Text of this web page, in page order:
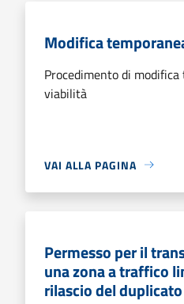
Modifica
Procedimento di
viabilità
VAI ALLA PAGINA
Permesso per il
una zona a traffico
rilascio del